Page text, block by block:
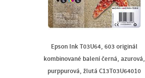
Epson Ink T03U64, 603 originál
kombinované balení černá, azurová,
purppurová, žlutá C13T03U64010